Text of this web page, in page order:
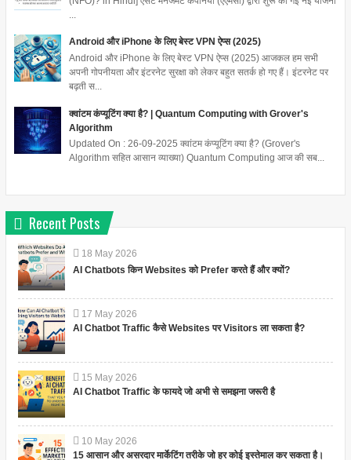
Android और iPhone के लिए बेस्ट VPN ऐप्स (2025)
Android और iPhone के लिए बेस्ट VPN ऐप्स (2025) आजकल हम सभी
अपनी गोपनीयता और इंटरनेट सुरक्षा को लेकर बहुत सतर्क हो गए हैं। इंटरनेट पर
बढ़ती स...
क्वांटम कंप्यूटिंग क्या है? | Quantum Computing with Grover's
Algorithm
Updated On : 26-09-2025 क्वांटम कंप्यूटिंग क्या है? (Grover's
Algorithm सहित आसान व्याख्या) Quantum Computing आज की सब...
Recent Posts
18 May 2026
AI Chatbots किन Websites को Prefer करते हैं और क्यों?
17 May 2026
AI Chatbot Traffic कैसे Websites पर Visitors ला सकता है?
15 May 2026
AI Chatbot Traffic के फायदे जो अभी से समझना जरूरी है
10 May 2026
15 आसान और असरदार मार्केटिंग तरीके जो हर कोई इस्तेमाल कर सकता है।